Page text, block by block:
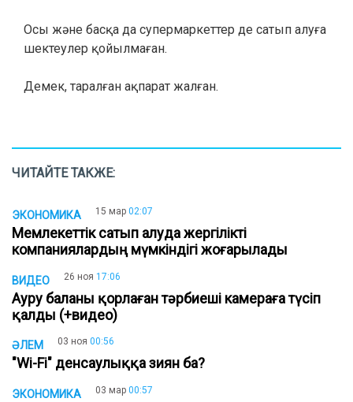
Осы және басқа да супермаркеттер де сатып алуға
шектеулер қойылмаған.
Демек, таралған ақпарат жалған.
ЧИТАЙТЕ ТАКЖЕ:
ЭКОНОМИКА 15 мар 02:07
Мемлекеттік сатып алуда жергілікті
компаниялардың мүмкіндігі жоғарылады
ВИДЕО 26 ноя 17:06
Ауру баланы қорлаған тәрбиеші камераға түсіп
қалды (+видео)
ӘЛЕМ 03 ноя 00:56
"Wi-Fi" денсаулыққа зиян ба?
ЭКОНОМИКА 03 мар 00:57